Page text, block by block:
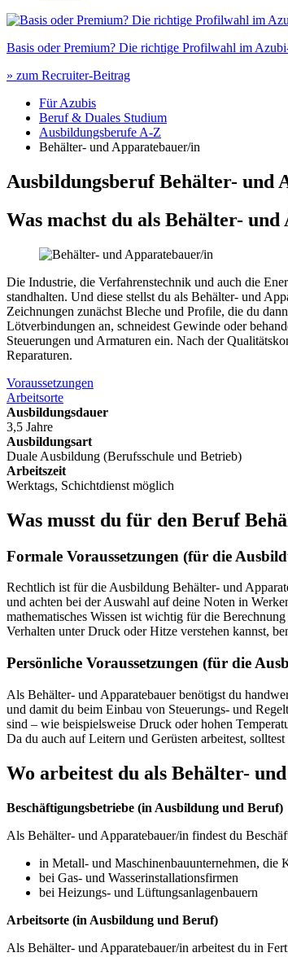
Basis oder Premium? Die richtige Profilwahl im
» zum Recruiter-Beitrag
Für Azubis
Beruf & Duales Studium
Ausbildungsberufe A-Z
Behälter- und Apparatebauer/in
Ausbildungsberuf Behälter- und
Was machst du als Behälter- und
Die Industrie, die Verfahrenstechnik und auch die
standhalten. Und diese stellst du als Behälter- und
Zeichnungen zunächst Bleche und Profile, die du
Lötverbindungen an, schneidest Gewinde oder
Steuerungen und Armaturen ein. Nach der
Reparaturen.
Voraussetzungen
Arbeitsorte
Ausbildungsdauer
3,5 Jahre
Ausbildungsart
Duale Ausbildung (Berufsschule und Betrieb)
Arbeitszeit
Werktags, Schichtdienst möglich
Was musst du für den Beruf
Formale Voraussetzungen (für die
Rechtlich ist für die Ausbildung Behälter- und
und achten bei der Auswahl auf deine Noten in
mathematisches Wissen ist wichtig für die
Verhalten unter Druck oder Hitze verstehen kannst,
Persönliche Voraussetzungen (für die
Als Behälter- und Apparatebauer benötigst du
und damit du beim Einbau von Steuerungs- und
sind – wie beispielsweise Druck oder hohen
Da du auch auf Leitern und Gerüsten arbeitest,
Wo arbeitest du als Behälter-
Beschäftigungsbetriebe (in Ausbildung und Beruf)
Als Behälter- und Apparatebauer/in findest du
in Metall- und Maschinenbauunternehmen, die
bei Gas- und Wasserinstallationsfirmen
bei Heizungs- und Lüftungsanlagenbauern
Arbeitsorte (in Ausbildung und Beruf)
Als Behälter- und Apparatebauer/in arbeitest du in